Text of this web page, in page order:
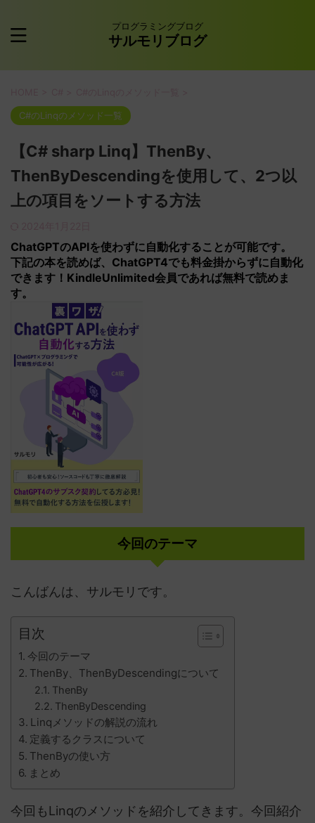
プログラミングブログ
サルモリブログ
C#のLinqのメソッド一覧
【C# sharp Linq】ThenBy、
ThenByDescendingを使用して、2つ以
上の項目をソートする方法
ChatGPTのAPIを使わずに自動化することが可能です。
下記の本を読めば、ChatGPT4でも料金掛からずに自動化
できます！KindleUnlimited会員であれば無料で読めま
す。
今回のテーマ
こんばんは、サルモリです。
目次
今回のテーマ
ThenBy、ThenByDescendingについて
ThenBy
ThenByDescending
Linqメソッドの解説の流れ
定義するクラスについて
ThenByの使い方
まとめ
今回もLinqのメソッドを紹介してきます。今回紹介